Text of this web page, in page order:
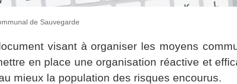
de Sauvegarde
visant à organiser les moyens
en place une organisation réactive et
mieux la population des risques encourus.